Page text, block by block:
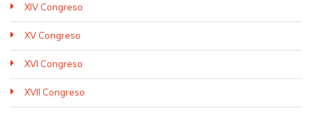
XIV Congreso
XV Congreso
XVI Congreso
XVII Congreso